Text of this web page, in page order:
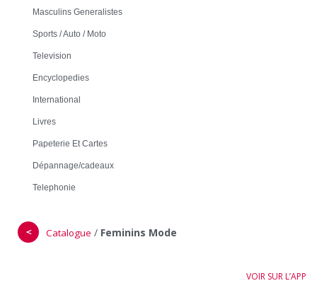
Masculins Generalistes
Sports / Auto / Moto
Television
Encyclopedies
International
Livres
Papeterie Et Cartes
Dépannage/cadeaux
Telephonie
＜ Catalogue / Feminins Mode
VOIR SUR L’APP